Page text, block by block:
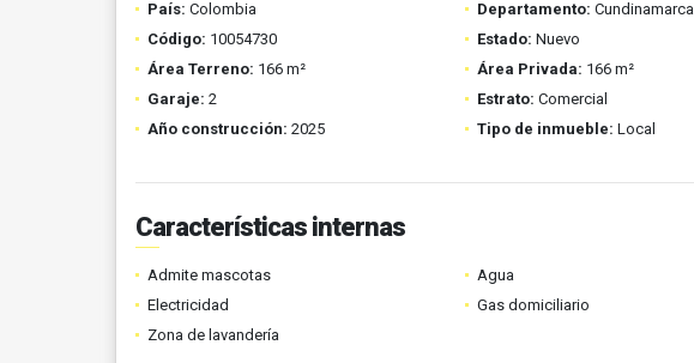
País: Colombia Departamento: Cundinamarca
Código: 10054730 Estado: Nuevo
Área Terreno: 166 m² Área Privada: 166 m²
Garaje: 2 Estrato: Comercial
Año construcción: 2025 Tipo de inmueble: Local
Características internas
Admite mascotas Agua
Electricidad
Gas domiciliario
Zona de lavandería